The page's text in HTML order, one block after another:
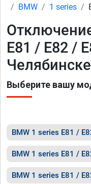
BMW
1 series
E81 / E82 /
Челябинске
Выберите вашу
BMW 1 series E81 /
BMW 1 series E81 /
BMW 1 series E81 /